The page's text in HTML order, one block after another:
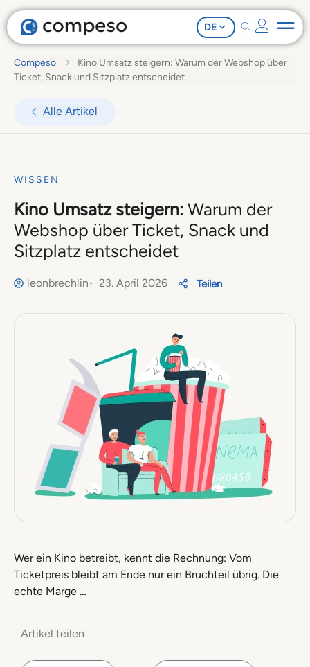
DE
Compeso
Kino Umsatz steigern: Warum der Webshop über
Ticket, Snack und Sitzplatz entscheidet
Alle Artikel
WISSEN
Kino Umsatz steigern: Warum der
Webshop über Ticket, Snack und
Sitzplatz entscheidet
leonbrechlin 23. April 2026 Teilen
Wer ein Kino betreibt, kennt die Rechnung: Vom
Ticketpreis bleibt am Ende nur ein Bruchteil übrig. Die
echte Marge …
Artikel teilen